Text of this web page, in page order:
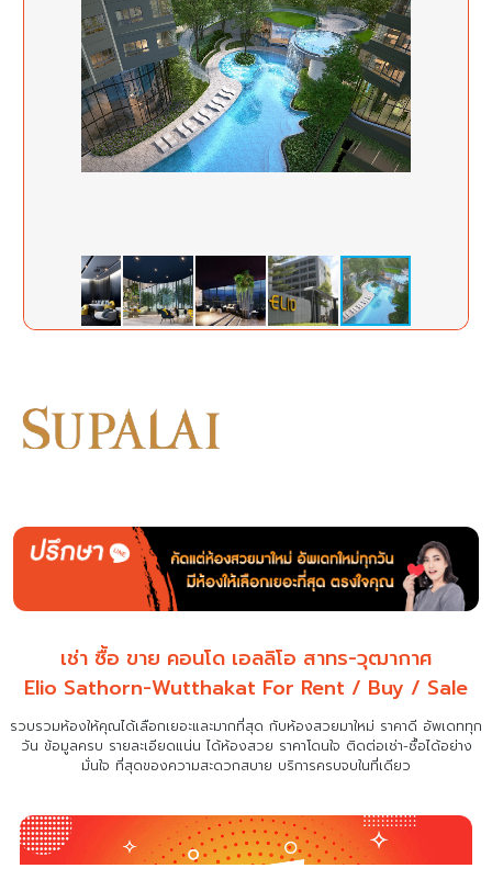
เช่า ซื้อ ขาย คอนโด เอลลิโอ สาทร-วุฒากาศ
Elio Sathorn-Wutthakat For Rent / Buy / Sale
รวบรวมห้องให้คุณได้เลือกเยอะและมากที่สุด กับห้องสวยมาใหม่ ราคาดี อัพเดททุก
วัน ข้อมูลครบ รายละเอียดแน่นได้ห้องสวย ราคาโดนใจ ติดต่อเช่า-ซื้อได้อย่าง
มั่นใจ ที่สุดของความสะดวกสบาย บริการครบจบในที่เดียว